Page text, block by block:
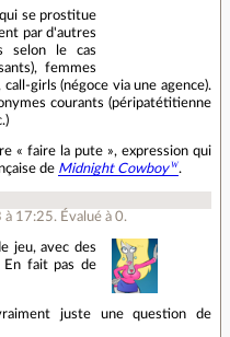
se prostitue
par d'autres
selon le cas
femmes
girls (négoce via une agence).
courants (péripatétitienne
« faire la pute », expression qui
de Midnight Cowboy .
à 17:25. Évalué à0.
jeu, avec des
En fait pas de
juste une question de